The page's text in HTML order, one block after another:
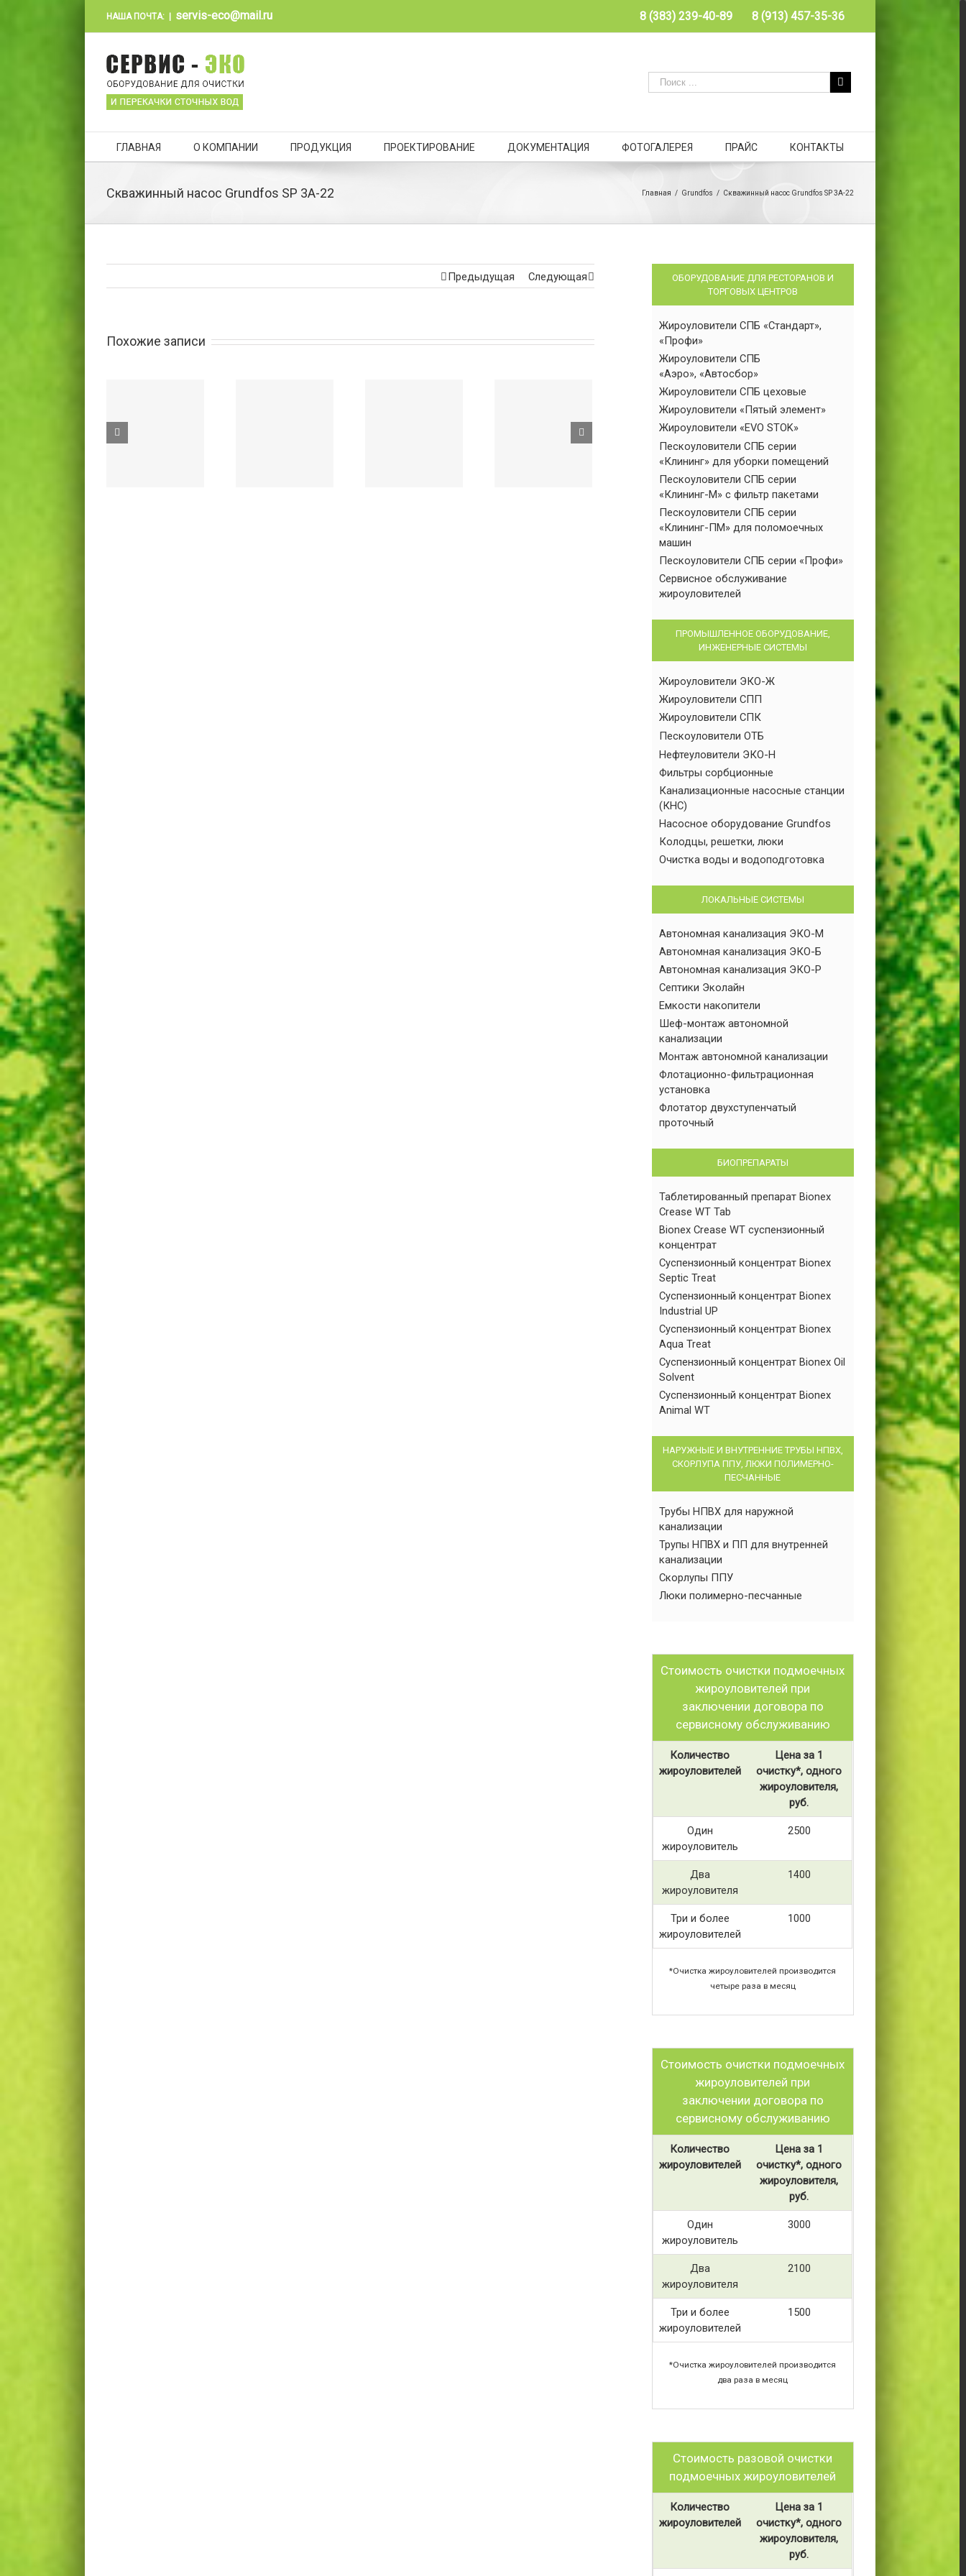
НАША ПОЧТА: servis-eco@mail.ru 8 (383) 239-40-89 8 (913) 457-35-36
ГЛАВНАЯ О КОМПАНИИ ПРОДУКЦИЯ ПРОЕКТИРОВАНИЕ ДОКУМЕНТАЦИЯ ФОТОГАЛЕРЕЯ ПРАЙС КОНТАКТЫ
Скважинный насос Grundfos SP 3A-22 Главная / Grundfos / Скважинный насос Grundfos SP 3A-22
Предыдущая Следующая
Похожие записи
ОБОРУДОВАНИЕ ДЛЯ РЕСТОРАНОВ И
ТОРГОВЫХ ЦЕНТРОВ
Жироуловители СПБ «Стандарт»,
«Профи»
Жироуловители СПБ
«Аэро», «Автосбор»
Жироуловители СПБ цеховые
Жироуловители «Пятый элемент»
Жироуловители «EVO STOK»
Пескоуловители СПБ серии
«Клининг» для уборки помещений
Пескоуловители СПБ серии
«Клининг-М» с фильтр пакетами
Пескоуловители СПБ серии
«Клининг-ПМ» для поломоечных
машин
Пескоуловители СПБ серии «Профи»
Сервисное обслуживание
жироуловителей
ПРОМЫШЛЕННОЕ ОБОРУДОВАНИЕ,
ИНЖЕНЕРНЫЕ СИСТЕМЫ
Жироуловители ЭКО-Ж
Жироуловители СПП
Жироуловители СПК
Пескоуловители ОТБ
Нефтеуловители ЭКО-Н
Фильтры сорбционные
Канализационные насосные станции
(КНС)
Насосное оборудование Grundfos
Колодцы, решетки, люки
Очистка воды и водоподготовка
ЛОКАЛЬНЫЕ СИСТЕМЫ
Автономная канализация ЭКО-М
Автономная канализация ЭКО-Б
Автономная канализация ЭКО-Р
Септики Эколайн
Емкости накопители
Шеф-монтаж автономной
канализации
Монтаж автономной канализации
Флотационно-фильтрационная
установка
Флотатор двухступенчатый
проточный
БИОПРЕПАРАТЫ
Таблетированный препарат Bionex
Crease WT Tab
Bionex Crease WT суспензионный
концентрат
Суспензионный концентрат Bionex
Septic Treat
Суспензионный концентрат Bionex
Industrial UP
Суспензионный концентрат Bionex
Aqua Treat
Суспензионный концентрат Bionex Oil
Solvent
Суспензионный концентрат Bionex
Animal WT
НАРУЖНЫЕ И ВНУТРЕННИЕ ТРУБЫ НПВХ,
СКОРЛУПА ППУ, ЛЮКИ ПОЛИМЕРНО-
ПЕСЧАННЫЕ
Трубы НПВХ для наружной
канализации
Трупы НПВХ и ПП для внутренней
канализации
Скорлупы ППУ
Люки полимерно-песчанные
Стоимость очистки подмоечных
жироуловителей при
заключении договора по
сервисному обслуживанию
Количество
жироуловителей
Цена за 1
очистку*, одного
жироуловителя,
руб.
Один
жироуловитель
2500
Два
жироуловителя
1400
Три и более
жироуловителей
1000
*Очистка жироуловителей производится
четыре раза в месяц
Стоимость очистки подмоечных
жироуловителей при
заключении договора по
сервисному обслуживанию
Количество
жироуловителей
Цена за 1
очистку*, одного
жироуловителя,
руб.
Один
жироуловитель
3000
Два
жироуловителя
2100
Три и более
жироуловителей
1500
*Очистка жироуловителей производится
два раза в месяц
Стоимость разовой очистки
подмоечных жироуловителей
Количество
жироуловителей
Цена за 1
очистку*, одного
жироуловителя,
руб.